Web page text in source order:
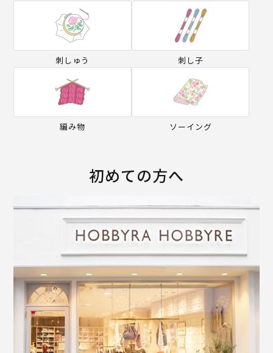
刺しゅう 刺し子
編み物 ソーイング
初めての方へ